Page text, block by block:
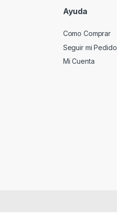
Ayuda
Como Comprar
Seguir mi Pedido
Mi Cuenta